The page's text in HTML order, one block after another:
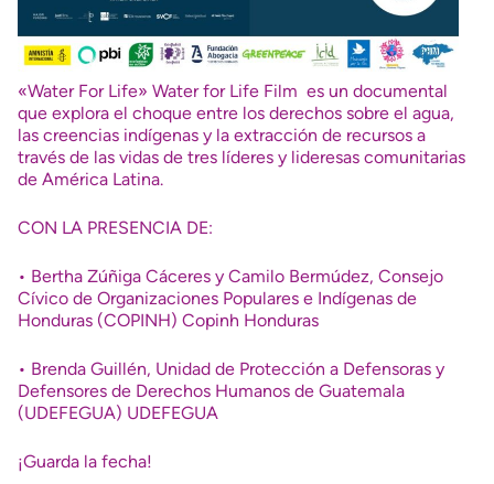
«Water For Life» Water for Life Film es un documental
que explora el choque entre los derechos sobre el agua,
las creencias indígenas y la extracción de recursos a
través de las vidas de tres líderes y lideresas comunitarias
de América Latina.
CON LA PRESENCIA DE:
• Bertha Zúñiga Cáceres y Camilo Bermúdez, Consejo
Cívico de Organizaciones Populares e Indígenas de
Honduras (COPINH) Copinh Honduras
• Brenda Guillén, Unidad de Protección a Defensoras y
Defensores de Derechos Humanos de Guatemala
(UDEFEGUA) UDEFEGUA
¡Guarda la fecha!